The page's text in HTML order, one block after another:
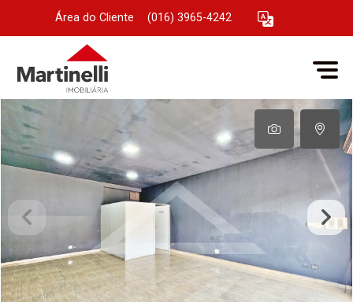
Área do Cliente (016) 3965-4242